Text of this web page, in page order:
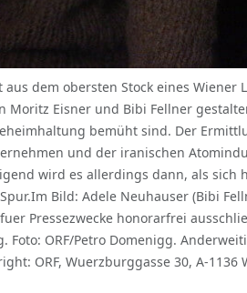
dem obersten Stock eines
Moritz Eisner und Bibi Fellner
bemüht sind. Der
und der iranischen
wird es allerdings dann, als sich
Bild: Adele Neuhauser (Bibi
Pressezwecke honorarfrei
Foto: ORF/Petro Domenigg.
ORF, Wuerzburggasse 30, A-1136